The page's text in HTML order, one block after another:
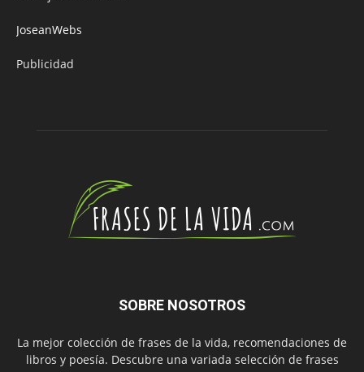
JoseanWebs
Publicidad
SOBRE NOSOTROS
La mejor colección de frases de la vida, recomendaciones de
libros y poesía. Descubre una variada selección de frases